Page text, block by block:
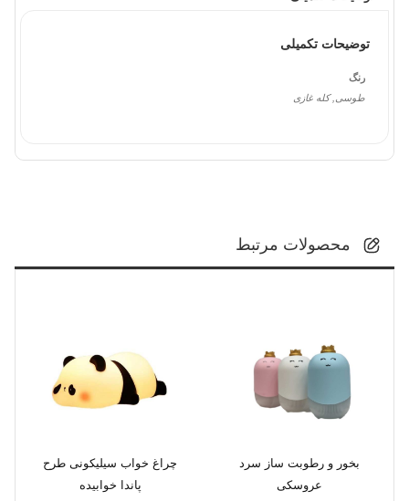
توضیحات تکمیلی
رنگ
طوسی, کله غازی
محصولات مرتبط
بخور و رطوبت ساز سرد
عروسکی
چراغ خواب سیلیکونی طرح
پاندا خوابیده